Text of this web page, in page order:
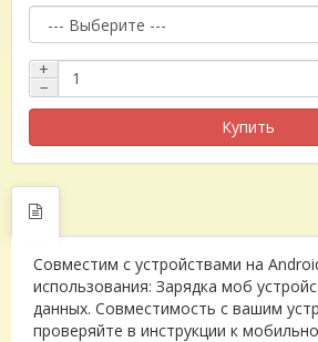
+
−
Купить
Совместим с устройствами на
использования: Зарядка моб
данных. Совместимость с вашим
проверяйте в инструкции к